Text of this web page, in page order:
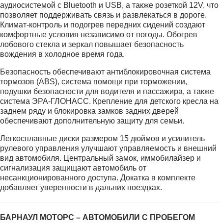
аудиосистемой с Bluetooth и USB, а также розеткой 12V, что
позволяет поддерживать связь и развлекаться в дороге.
Климат-контроль и подогрев передних сидений создают
комфортные условия независимо от погоды. Обогрев
лобового стекла и зеркал повышает безопасность
вождения в холодное время года.
Безопасность обеспечивают антиблокировочная система
тормозов (ABS), система помощи при торможении,
подушки безопасности для водителя и пассажира, а также
система ЭРА-ГЛОНАСС. Крепление для детского кресла на
заднем ряду и блокировка замков задних дверей
обеспечивают дополнительную защиту для семьи.
Легкосплавные диски размером 15 дюймов и усилитель
рулевого управления улучшают управляемость и внешний
вид автомобиля. Центральный замок, иммобилайзер и
сигнализация защищают автомобиль от
несанкционированного доступа. Докатка в комплекте
добавляет уверенности в дальних поездках.
БАРНАУЛ МОТОРС – АВТОМОБИЛИ С ПРОБЕГОМ